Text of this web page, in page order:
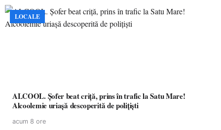
LOCALE
ALCOOL. Șofer beat criță, prins în trafic la Satu Mare!
Alcoolemie uriașă descoperită de polițiști
acum 8 ore